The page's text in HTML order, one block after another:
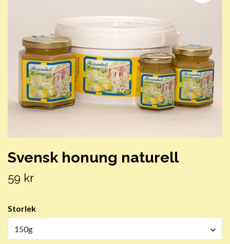
Svensk honung naturell
59 kr
Storlek
150g